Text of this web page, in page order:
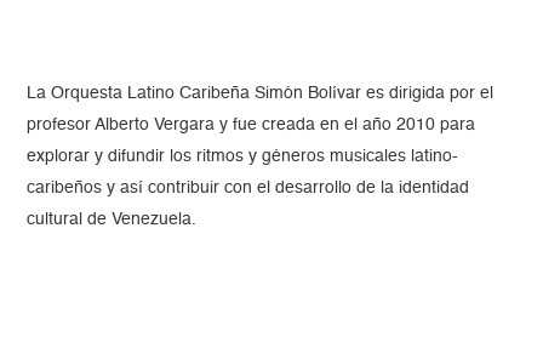
La Orquesta Latino Caribeña Simón Bolívar es dirigida por el
profesor Alberto Vergara y fue creada en el año 2010 para
explorar y difundir los ritmos y géneros musicales latino-
caribeños y así contribuir con el desarrollo de la identidad
cultural de Venezuela.